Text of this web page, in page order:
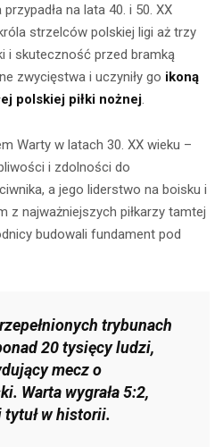
na lata 40. i 50. XX
strzelców polskiej ligi aż trzy
i skuteczność przed bramką
zwycięstwa i uczyniły go ikoną
polskiej piłki nożnej.
Warty w latach 30. XX wieku –
i zdolności do
a jego liderstwo na boisku i
z najważniejszych piłkarzy tamtej
budowali fundament pod
trybunach
20 tysięcy ludzi,
mecz o
Warta wygrała 5:2,
w historii.